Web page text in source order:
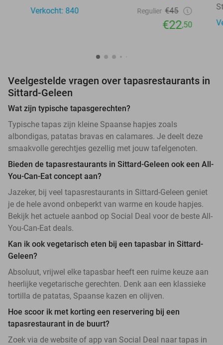
Verkocht: 840
Regulier €45
€22,50
Veelgestelde vragen over tapasrestaurants in
Sittard-Geleen
Wat zijn typische tapasgerechten?
Typische tapas zijn kleine Spaanse hapjes zoals
albondigas, patatas bravas en calamares. Je deelt deze
smaakvolle gerechtjes gezellig met jouw tafelgenoten.
Bieden de tapasrestaurants in Sittard-Geleen ook een All-
You-Can-Eat concept aan?
Jazeker, bij veel tapasrestaurants in Sittard-Geleen geniet
je de hele avond onbeperkt van warme en koude hapjes.
Bekijk het actuele aanbod op Social Deal voor de beste All-
You-Can-Eat deals.
Kan ik ook vegetarisch eten bij een tapasbar in Sittard-
Geleen?
Absoluut, vrijwel elke tapasbar heeft een ruime keuze aan
heerlijke vegetarische gerechten. Denk aan een klassieke
tortilla de patatas, Spaanse kazen en olijven.
Hoe scoor ik met korting een reservering bij een
tapasrestaurant in de buurt?
Zoek via de website of app van Social Deal naar tapas in